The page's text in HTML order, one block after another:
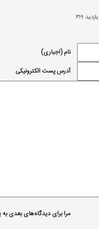
بازدید: ۳۱۹
نام (اجباری)
آدرس پست الکترونیکی
مرا برای دیدگاه‌های بعدی به